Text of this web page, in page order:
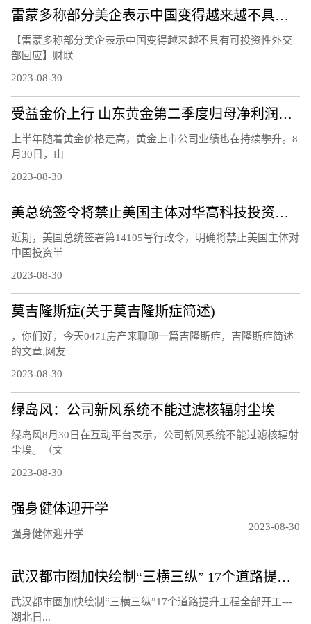
雷蒙多称部分美企表示中国变得越来越不具有可投资性 外交部回应
【雷蒙多称部分美企表示中国变得越来越不具有可投资性外交
部回应】财联
2023-08-30
受益金价上行 山东黄金第二季度归母净利润同比增长83%
上半年随着黄金价格走高，黄金上市公司业绩也在持续攀升。8
月30日，山
2023-08-30
美总统签令将禁止美国主体对华高科技投资，中国贸促会回应
近期，美国总统签署第14105号行政令，明确将禁止美国主体对
中国投资半
2023-08-30
莫吉隆斯症(关于莫吉隆斯症简述)
，你们好，今天0471房产来聊聊一篇吉隆斯症，吉隆斯症简述
的文章,网友
2023-08-30
绿岛风：公司新风系统不能过滤核辐射尘埃
绿岛风8月30日在互动平台表示，公司新风系统不能过滤核辐射
尘埃。（文
2023-08-30
强身健体迎开学
强身健体迎开学
2023-08-30
武汉都市圈加快绘制“三横三纵” 17个道路提升工程全部开工
武汉都市圈加快绘制“三横三纵”17个道路提升工程全部开工---
湖北日...